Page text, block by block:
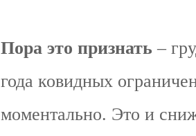
Пора это признать –
года ковидных
моментально. Это и